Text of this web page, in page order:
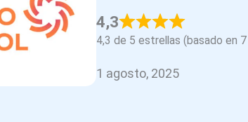
4,3
4,3 de 5 estrellas (basado en
1 agosto, 2025